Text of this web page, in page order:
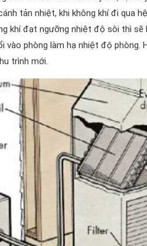
tản nhiệt, khi không khí đi qua
khí đạt ngưỡng nhiệt độ sôi thì
phòng làm hạ nhiệt độ phòng.
trình mới.